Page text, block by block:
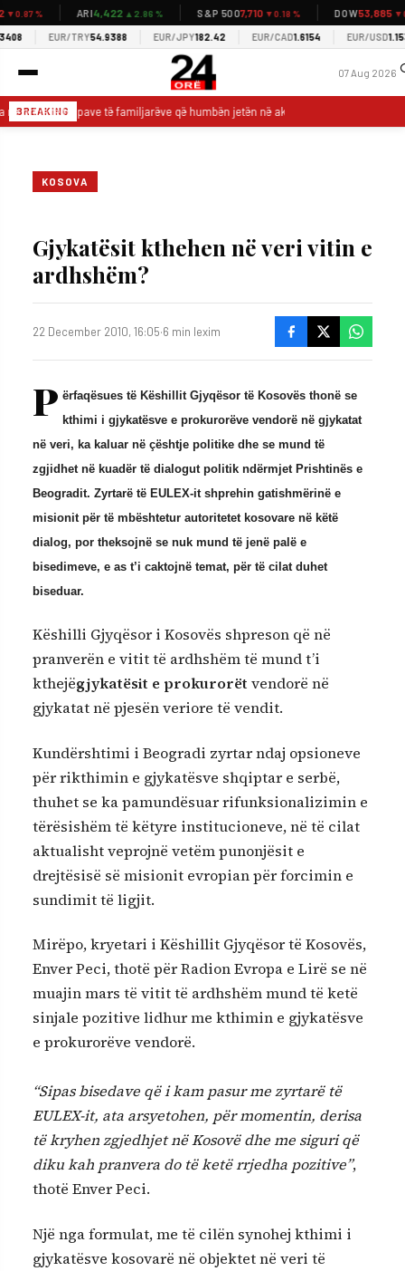
% ARI4,422▲2.86 % S&P 5007,710▼0.18 % DOW53,885
EUR/TRY54.9388 EUR/JPY182.42 EUR/CAD1.6154 EUR/USD1.1530
07 Aug 2026
BREAKING
në pritje të trupave të familjarëve që humbën jetën në aksidentin në Gjermani
KOSOVA
Gjykatësit kthehen në veri vitin e
ardhshëm?
22 December 2010, 16:05·6 min lexim
P ërfaqësues të Këshillit Gjyqësor të Kosovës thonë se
kthimi i gjykatësve e prokurorëve vendorë në gjykatat
në veri, ka kaluar në çështje politike dhe se mund të
zgjidhet në kuadër të dialogut politik ndërmjet Prishtinës e
Beogradit. Zyrtarë të EULEX-it shprehin gatishmërinë e
misionit për të mbështetur autoritetet kosovare në këtë
dialog, por theksojnë se nuk mund të jenë palë e
bisedimeve, e as t’i caktojnë temat, për të cilat duhet
biseduar.
Këshilli Gjyqësor i Kosovës shpreson që në
pranverën e vitit të ardhshëm të mund t’i
kthejëgjykatësit e prokurorët vendorë në
gjykatat në pjesën veriore të vendit.
Kundërshtimi i Beogradi zyrtar ndaj opsioneve
për rikthimin e gjykatësve shqiptar e serbë,
thuhet se ka pamundësuar rifunksionalizimin e
tërësishëm të këtyre institucioneve, në të cilat
aktualisht veprojnë vetëm punonjësit e
drejtësisë së misionit evropian për forcimin e
sundimit të ligjit.
Mirëpo, kryetari i Këshillit Gjyqësor të Kosovës,
Enver Peci, thotë për Radion Evropa e Lirë se në
muajin mars të vitit të ardhshëm mund të ketë
sinjale pozitive lidhur me kthimin e gjykatësve
e prokurorëve vendorë.
“Sipas bisedave që i kam pasur me zyrtarë të
EULEX-it, ata arsyetohen, për momentin, derisa
të kryhen zgjedhjet në Kosovë dhe me siguri që
diku kah pranvera do të ketë rrjedha pozitive”,
thotë Enver Peci.
Një nga formulat, me të cilën synohej kthimi i
gjykatësve kosovarë në objektet në veri të